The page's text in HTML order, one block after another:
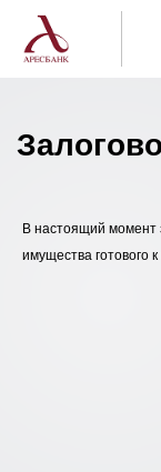
В настоящий момент
имущества готового